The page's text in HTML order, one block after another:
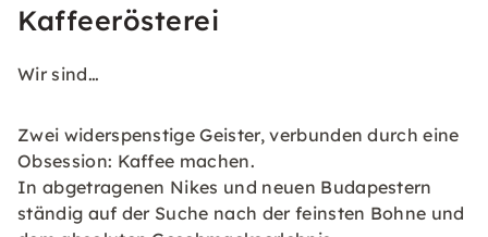
Kaffeerösterei
Wir sind…
Zwei widerspenstige Geister, verbunden durch eine
Obsession: Kaffee machen.
In abgetragenen Nikes und neuen Budapestern
ständig auf der Suche nach der feinsten Bohne und